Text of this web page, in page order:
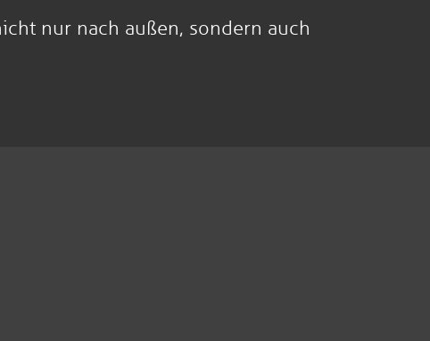
nur nach außen, sondern auch